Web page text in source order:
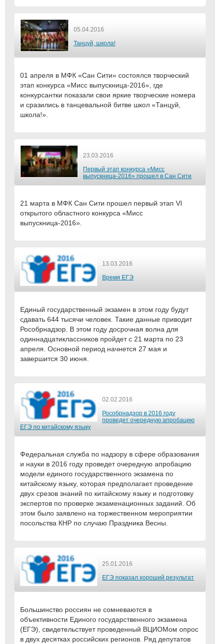
05.04.2016
Танцуй, школа!
01 апреля в МФК «Сан Сити» состоялся творческий
этап конкурса «Мисс выпускница-2016», где
конкурсантки показали свои яркие творческие номера
и сразились в танцевальной битве школ «Танцуй,
школа!».
23.03.2016
Первый этап конкурса «Мисс
выпускница-2016» прошел в Сан Сити
21 марта в МФК Сан Сити прошел первый этап VI
открытого областного конкурса «Мисс
выпускница-2016».
13.03.2016
Время ЕГЭ
Единый государственный экзамен в этом году будут
сдавать 644 тысячи человек. Такие данные приводит
Рособрнадзор. В этом году досрочная волна для
одиннадцатиклассников пройдет с 21 марта по 23
апреля. Основной период начнется 27 мая и
завершится 30 июня.
02.02.2016
Рособрнадзор в 2016 году
проведет очередную апробацию
ЕГЭ по китайскому языку
Федеральная служба по надзору в сфере образования
и науки в 2016 году проведет очередную апробацию
модели единого государственного экзамена по
китайскому языку, которая предполагает проведение
двух срезов знаний по китайскому языку и подготовку
экспертов по проверке экзаменационных заданий. Об
этом было заявлено на торжественном мероприятии
посольства КНР по случаю Праздника Весны.
25.01.2016
ЕГЭ показал хороший результат
Большинство россиян не сомневаются в
объективности Единого государственного экзамена
(ЕГЭ), свидетельствует проведенный ВЦИОМом опрос
в двух десятках российских регионов. Ряд депутатов